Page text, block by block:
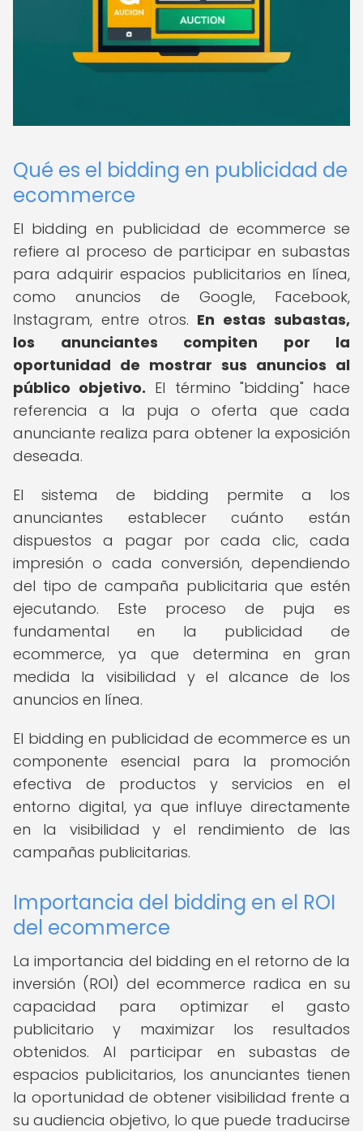
Qué es el bidding en publicidad de
ecommerce
El bidding en publicidad de ecommerce se
refiere al proceso de participar en subastas
para adquirir espacios publicitarios en línea,
como anuncios de Google, Facebook,
Instagram, entre otros. En estas subastas,
los anunciantes compiten por la
oportunidad de mostrar sus anuncios al
público objetivo. El término "bidding" hace
referencia a la puja o oferta que cada
anunciante realiza para obtener la exposición
deseada.
El sistema de bidding permite a los
anunciantes establecer cuánto están
dispuestos a pagar por cada clic, cada
impresión o cada conversión, dependiendo
del tipo de campaña publicitaria que estén
ejecutando. Este proceso de puja es
fundamental en la publicidad de
ecommerce, ya que determina en gran
medida la visibilidad y el alcance de los
anuncios en línea.
El bidding en publicidad de ecommerce es un
componente esencial para la promoción
efectiva de productos y servicios en el
entorno digital, ya que influye directamente
en la visibilidad y el rendimiento de las
campañas publicitarias.
Importancia del bidding en el ROI
del ecommerce
La importancia del bidding en el retorno de la
inversión (ROI) del ecommerce radica en su
capacidad para optimizar el gasto
publicitario y maximizar los resultados
obtenidos. Al participar en subastas de
espacios publicitarios, los anunciantes tienen
la oportunidad de obtener visibilidad frente a
su audiencia objetivo, lo que puede traducirse